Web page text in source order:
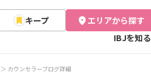
キープ エリアから探す
IBJを知る
カウンセラーブログ詳細